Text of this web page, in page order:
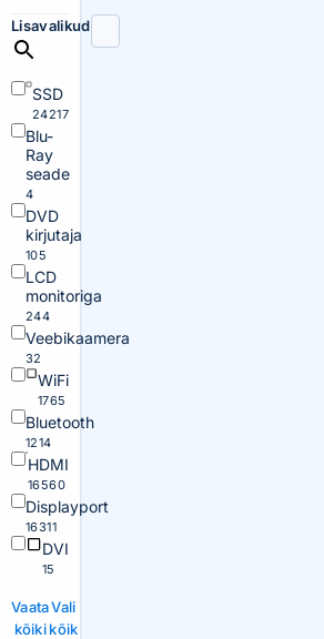
Lisavalikud
SSD
24217
Blu-
Ray
seade
4
DVD
kirjutaja
105
LCD
monitoriga
244
Veebikaamera
32
WiFi
1765
Bluetooth
1214
HDMI
16560
Displayport
16311
DVI
15
Vaata
kõiki
Vali
kõik